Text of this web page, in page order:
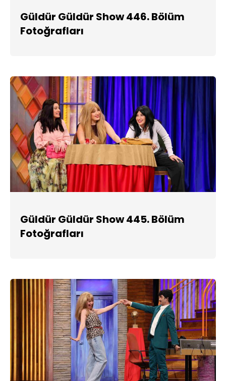
Güldür Güldür Show 446. Bölüm
Fotoğrafları
Güldür Güldür Show 445. Bölüm
Fotoğrafları